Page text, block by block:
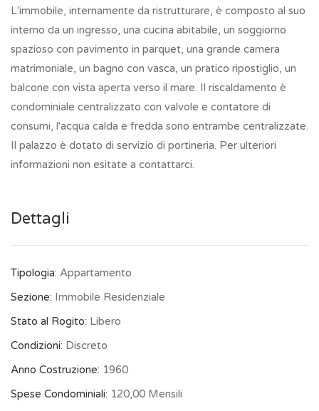
L'immobile, internamente da ristrutturare, è composto al suo
interno da un ingresso, una cucina abitabile, un soggiorno
spazioso con pavimento in parquet, una grande camera
matrimoniale, un bagno con vasca, un pratico ripostiglio, un
balcone con vista aperta verso il mare. Il riscaldamento è
condominiale centralizzato con valvole e contatore di
consumi, l'acqua calda e fredda sono entrambe centralizzate.
Il palazzo è dotato di servizio di portineria. Per ulteriori
informazioni non esitate a contattarci.
Dettagli
Tipologia: Appartamento
Sezione: Immobile Residenziale
Stato al Rogito: Libero
Condizioni: Discreto
Anno Costruzione: 1960
Spese Condominiali: 120,00 Mensili